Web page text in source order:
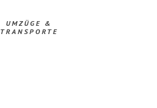
UMZÜGE &
TRANSPORTE